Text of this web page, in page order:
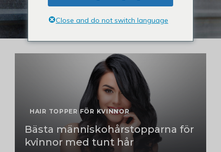
Klicka för att köpa hårsystem
HAIR TOPPER FÖR KVINNOR
Bästa människohårstopparna för
kvinnor med tunt hår
Close and do not switch language